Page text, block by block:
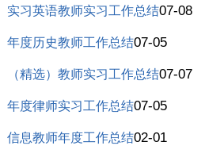
实习英语教师实习工作总结07-08
年度历史教师工作总结07-05
（精选）教师实习工作总结07-07
年度律师实习工作总结07-05
信息教师年度工作总结02-01